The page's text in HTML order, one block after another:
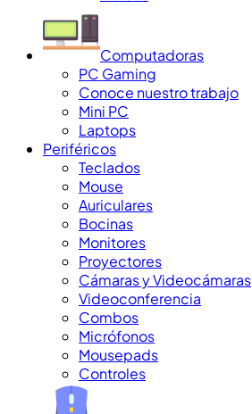
Computadoras
PC Gaming
Conoce nuestro trabajo
Mini PC
Laptops
Periféricos
Teclados
Mouse
Auriculares
Bocinas
Monitores
Proyectores
Cámaras y Videocámaras
Videoconferencia
Combos
Micrófonos
Mousepads
Controles